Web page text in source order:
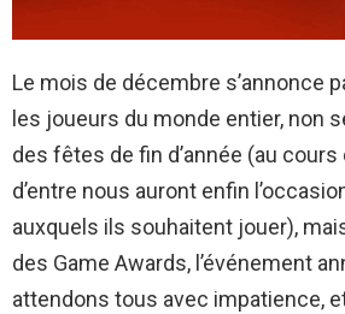
Le mois de décembre s’annonce
les joueurs du monde entier, non
des fêtes de fin d’année (au
d’entre nous auront enfin
auxquels ils souhaitent jouer),
des Game Awards, l’événement
attendons tous avec impatience,